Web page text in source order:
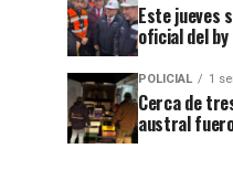
Este jueves
oficial del
POLICIAL 1
Cerca de
austral